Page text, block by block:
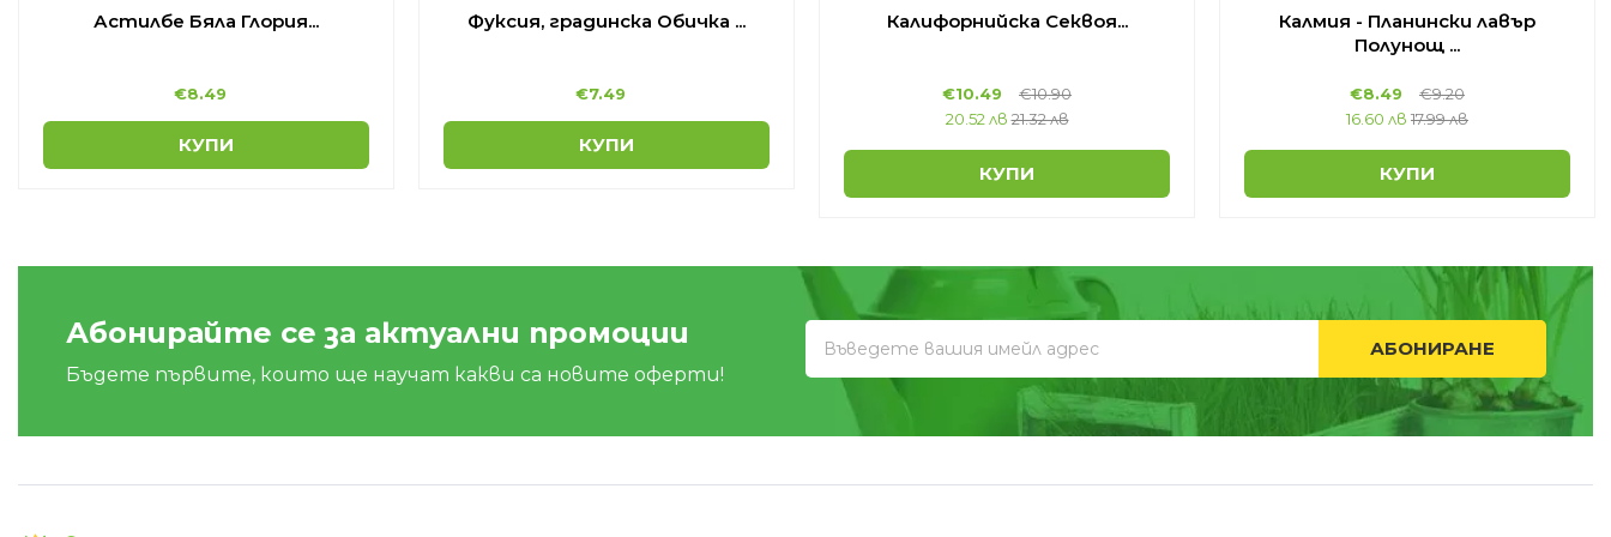
Астилбе Бяла Глория...
€8.49
КУПИ
Фуксия, градинска Обичка ...
€7.49
КУПИ
Калифорнийска Секвоя...
€10.49 €10.90
20.52 лв 21.32 лв
КУПИ
Калмия - Планински лавър
Полунощ ...
€8.49 €9.20
16.60 лв 17.99 лв
КУПИ
Абонирайте се за актуални промоции
Бъдете първите, които ще научат какви са новите оферти!
АБОНИРАНЕ